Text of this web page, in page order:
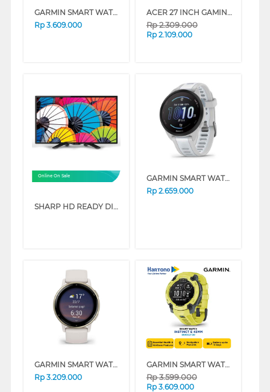
GARMIN SMART WATCH INSTINCT E 40MM BLACK
Rp 3.609.000
ACER 27 INCH GAMING MONITOR NITRO VG270 UM.HV0SN.101
Rp2.309.000
Rp 2.109.000
Online On Sale
SHARP HD READY DIGITAL TV HD1500I SERIES
GARMIN SMART WATCH FORERUNNER 165 GREY
Rp 2.659.000
GARMIN SMART WATCH VIVOACTIVE 5 IVORY CREAM
Rp 3.209.000
GARMIN SMART WATCH INSTINCT E 45MM SERIES
Rp3.599.000
Rp 3.609.000